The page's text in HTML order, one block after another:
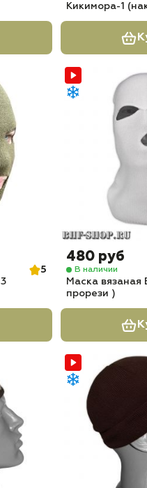
Кикимора-1
5
480 руб
В наличии
Маска вязаная
прорези )